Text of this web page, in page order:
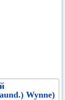
Wynne)